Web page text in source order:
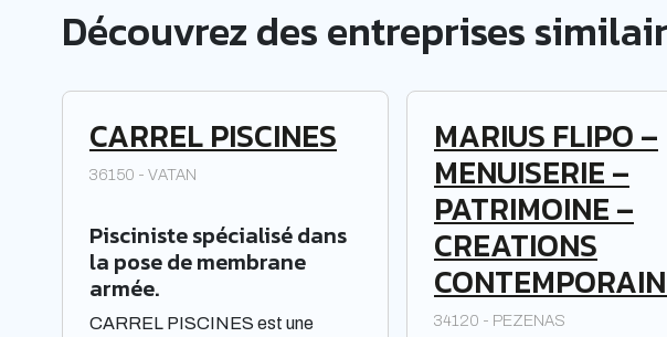
Découvrez des entreprises
CARREL PISCINES
36150 - VATAN
Pisciniste spécialisé dans
la pose de membrane
armée.
CARREL PISCINES est une
MARIUS FLIPO –
MENUISERIE –
PATRIMOINE –
CREATIONS
34120 - PEZENAS